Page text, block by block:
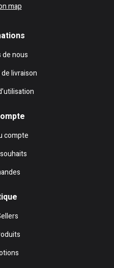
map
de nous
livraison
compte